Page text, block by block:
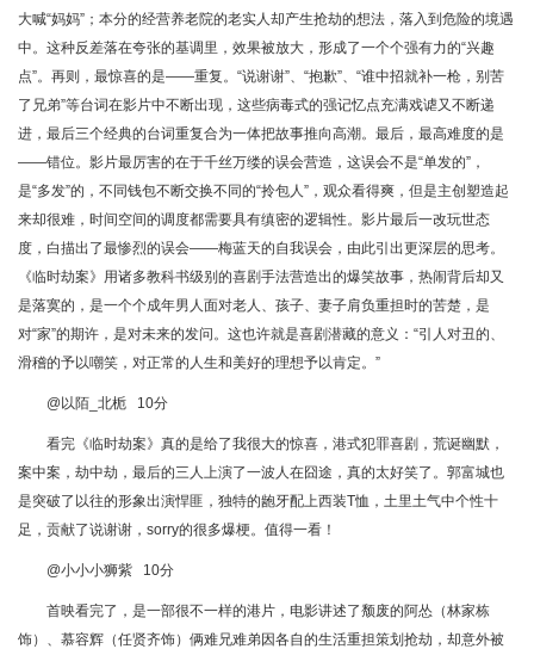
大喊“妈妈”；本分的经营养老院的老实人却产生抢劫的想法，落入到危险的境遇
中。这种反差落在夸张的基调里，效果被放大，形成了一个个强有力的“兴趣
点”。再则，最惊喜的是——重复。“说谢谢”、“抱歉”、“谁中招就补一枪，别苦
了兄弟”等台词在影片中不断出现，这些病毒式的强记忆点充满戏谑又不断递
进，最后三个经典的台词重复合为一体把故事推向高潮。最后，最高难度的是
——错位。影片最厉害的在于千丝万缕的误会营造，这误会不是“单发的”，
是“多发”的，不同钱包不断交换不同的“拎包人”，观众看得爽，但是主创塑造起
来却很难，时间空间的调度都需要具有缜密的逻辑性。影片最后一改玩世态
度，白描出了最惨烈的误会——梅蓝天的自我误会，由此引出更深层的思考。
《临时劫案》用诸多教科书级别的喜剧手法营造出的爆笑故事，热闹背后却又
是落寞的，是一个个成年男人面对老人、孩子、妻子肩负重担时的苦楚，是
对“家”的期许，是对未来的发问。这也许就是喜剧潜藏的意义：“引人对丑的、
滑稽的予以嘲笑，对正常的人生和美好的理想予以肯定。”
@以陌_北栀 10分
看完《临时劫案》真的是给了我很大的惊喜，港式犯罪喜剧，荒诞幽默，
案中案，劫中劫，最后的三人上演了一波人在囧途，真的太好笑了。郭富城也
是突破了以往的形象出演悍匪，独特的龅牙配上西装T恤，土里土气中个性十
足，贡献了说谢谢，sorry的很多爆梗。值得一看！
@小小小狮紫 10分
首映看完了，是一部很不一样的港片，电影讲述了颓废的阿怂（林家栋
饰）、慕容辉（任贤齐饰）俩难兄难弟因各自的生活重担策划抢劫，却意外被